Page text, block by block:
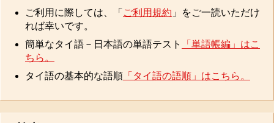
ご利用に際しては、「 ご利用規約 」をご一読いただけ
れば幸いです。
簡単なタイ語－日本語の単語テスト
「単語帳編」はこ
ちら。
タイ語の基本的な語順 「タイ語の語順」はこちら。